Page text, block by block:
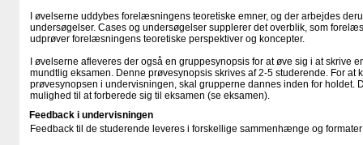
I øvelserne uddybes forelæsningens teoretiske emner, og der arbejdes
undersøgelser. Cases og undersøgelser supplerer det overblik, som
udprøver forelæsningens teoretiske perspektiver og koncepter.
I øvelserne afleveres der også en gruppesynopsis for at øve sig i at skrive
mundtlig eksamen. Denne prøvesynopsis skrives af 2-5 studerende. For at
prøvesynopsen i undervisningen, skal grupperne dannes inden for holdet.
mulighed til at forberede sig til eksamen (se eksamen).
Feedback i undervisningen
Feedback til de studerende leveres i forskellige sammenhænge og